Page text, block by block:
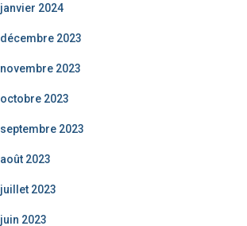
janvier 2024
décembre 2023
novembre 2023
octobre 2023
septembre 2023
août 2023
juillet 2023
juin 2023